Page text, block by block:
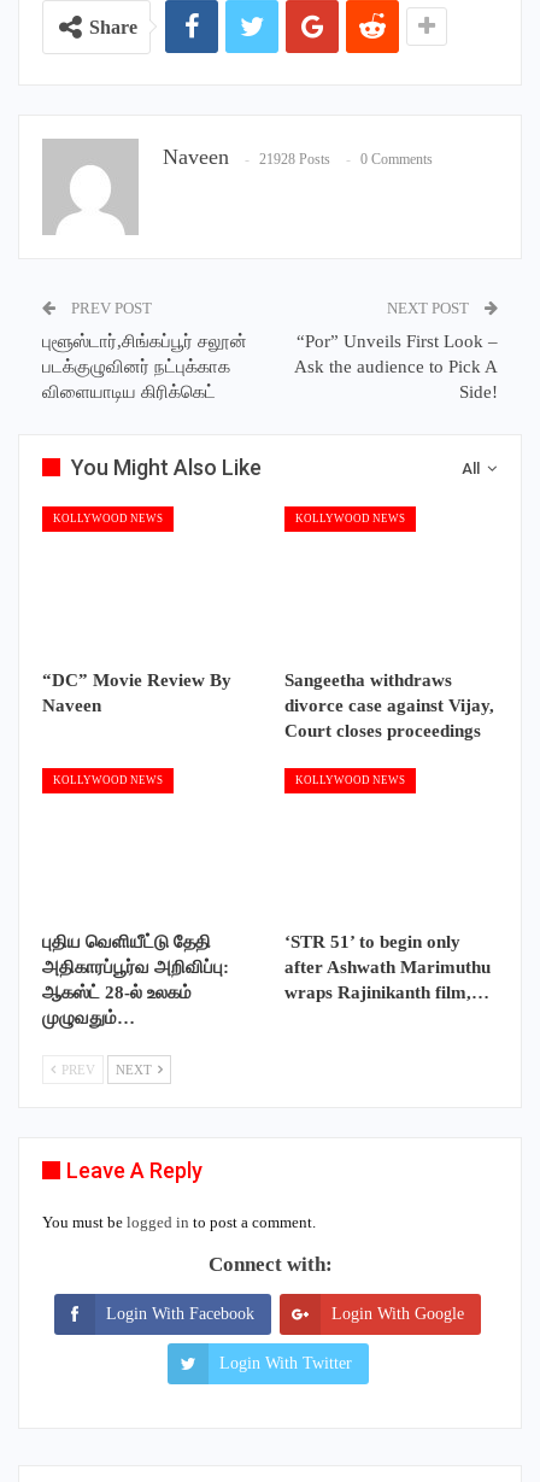
Share
Naveen 21928 Posts 0 Comments
PREV POST
புளூஸ்டார்,சிங்கப்பூர் சலூன்
படக்குழுவினர் நட்புக்காக
விளையாடிய கிரிக்கெட்
NEXT POST
“Por” Unveils First Look –
Ask the audience to Pick A
Side!
All
You Might Also Like
KOLLYWOOD NEWS
“DC” Movie Review By
Naveen
KOLLYWOOD NEWS
Sangeetha withdraws
divorce case against Vijay,
Court closes proceedings
KOLLYWOOD NEWS
புதிய வெளியீட்டு தேதி
அதிகாரப்பூர்வ அறிவிப்பு:
ஆகஸ்ட் 28-ல் உலகம்
முழுவதும்…
KOLLYWOOD NEWS
‘STR 51’ to begin only
after Ashwath Marimuthu
wraps Rajinikanth film,…
PREV NEXT
Leave A Reply
You must be logged in to post a comment.
Connect with:
Login With Facebook Login With Google
Login With Twitter